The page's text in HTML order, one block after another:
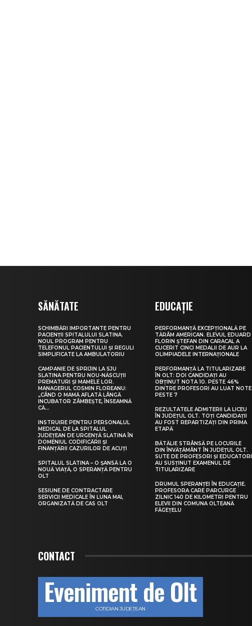
SĂNĂTATE
SCHIMBĂRI IMPORTANTE PENTRU
PACIENȚII SPITALULUI SLATINA.
NOUL PROGRAM PENTRU
TELEFONUL PACIENTULUI ȘI REGULI
SIMPLIFICATE LA AMBULATORIU
CAMPANIE DE SPRIJIN LA SJU
SLATINA PENTRU NOU-NĂSCUȚII
PREMATURI ȘI MAMELE LOR.
MANAGERUL COSMIN FLOREANU:
„CÂND O MAMĂ AFLATĂ LÂNGĂ
INCUBATOR ZÂMBEȘTE, ÎNSEAMNĂ
CĂ...
INSTRUIRE PENTRU PERSONALUL
MEDICAL DE LA SPITALUL
JUDEȚEAN DE URGENȚĂ SLATINA ÎN
DOMENIUL CODIFICĂRII ȘI
FINANȚĂRII CAZURILOR DE ACUȚI
SPITALUL SLATINA – O ȘANSĂ LA O
NOUĂ VIAȚĂ, O SPERANȚĂ PENTRU
OLT
SESIUNE DE CONTRACTARE
SERVICII MEDICALE ÎN LUNA MAI,
ORGANIZATĂ DE CAS OLT
EDUCAȚIE
PERFORMANȚĂ EXCEPȚIONALĂ PE
TĂRÂM AMERICAN. ELEVUL EDUARD
FLORIN ȘTEFAN DIN CARACAL A
CUCERIT CINCI MEDALII DE AUR LA
OLIMPIADELE INTERNAȚIONALE
PERFORMANȚĂ LA TITULARIZARE
ÎN OLT: DOI CANDIDAȚI AU
OBȚINUT NOTA 10. PESTE 46%
DINTRE PROFESORI AU LUAT NOTE
PESTE 7
REZULTATELE ADMITERII LA LICEU
ÎN JUDEȚUL OLT. TOȚI CANDIDAȚII
AU FOST REPARTIZAȚI DIN PRIMA
ETAPĂ
BĂTĂLIE STRÂNSĂ PE LOCURILE
DIN ÎNVĂȚĂMÂNT ÎN JUDEȚUL OLT.
SUTE DE PROFESORI ȘI EDUCATORI
AU SUSȚINUT EXAMENUL DE
TITULARIZARE
DRUMUL SPERANȚEI ÎN EDUCAȚIE.
PROFESORA CARE PARCURGE
ZILNIC 140 DE KILOMETRI PENTRU
ELEVII DIN COMUNA OLTEANĂ
FĂGEȚELU
CONTACT
Eveniment de Olt
COTIDIAN JUDEȚEAN